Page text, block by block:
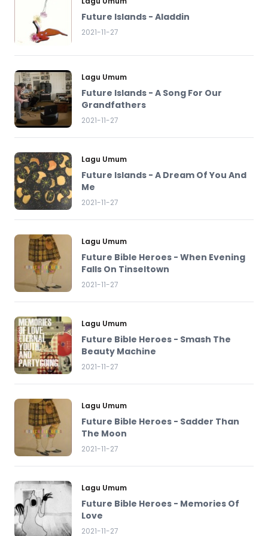
Future Islands - Aladdin
2021-11-27
Lagu Umum
Future Islands - A Song For Our
Grandfathers
2021-11-27
Lagu Umum
Future Islands - A Dream Of You And
Me
2021-11-27
Lagu Umum
Future Bible Heroes - When Evening
Falls On Tinseltown
2021-11-27
Lagu Umum
Future Bible Heroes - Smash The
Beauty Machine
2021-11-27
Lagu Umum
Future Bible Heroes - Sadder Than
The Moon
2021-11-27
Lagu Umum
Future Bible Heroes - Memories Of
Love
2021-11-27